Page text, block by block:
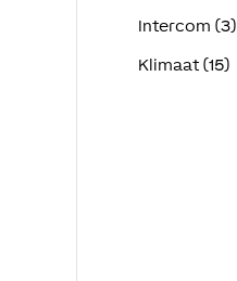
Intercom (3)
Klimaat (15)